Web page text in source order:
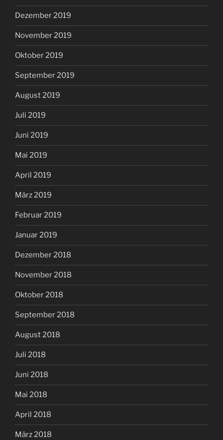
Dezember 2019
November 2019
Oktober 2019
September 2019
August 2019
Juli 2019
Juni 2019
Mai 2019
April 2019
März 2019
Februar 2019
Januar 2019
Dezember 2018
November 2018
Oktober 2018
September 2018
August 2018
Juli 2018
Juni 2018
Mai 2018
April 2018
März 2018